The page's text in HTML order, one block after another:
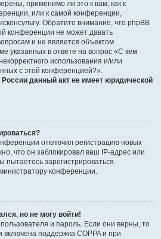
применимо ли это к вам, как к
или к самой конференции,
Обратите внимание, что phpBB
конференции не может давать
и не является объектом
указанных в ответе на вопрос «С кем
использования и/или
с этой конференцией?».
данный акт не имеет юридической
отключил регистрацию новых
что он заблокировал ваш IP-адрес или
пытаетесь зарегистрироваться.
конференции.
но не могу войти!
и пароль. Если они верны, то
поддержка COPPA и при